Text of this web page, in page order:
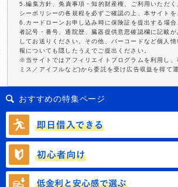
5.編集方針、免責事項・知的財産権、ご利用いただ
シーポリシーの各規程を必ずご確認の上、本サイトを
6.カードローンお申し込み時に保険証を提出する場
者記号・番号、通院歴、臓器提供意思確認欄に記載
してお送りください。その他、バーコードなど個人
報についても隠したうえでご提出ください。
※当サイトではアフィリエイトプログラムを利用し、
ミス／アイフルなど)から委託を受け広告収益を得て
おすすめの特集ページ